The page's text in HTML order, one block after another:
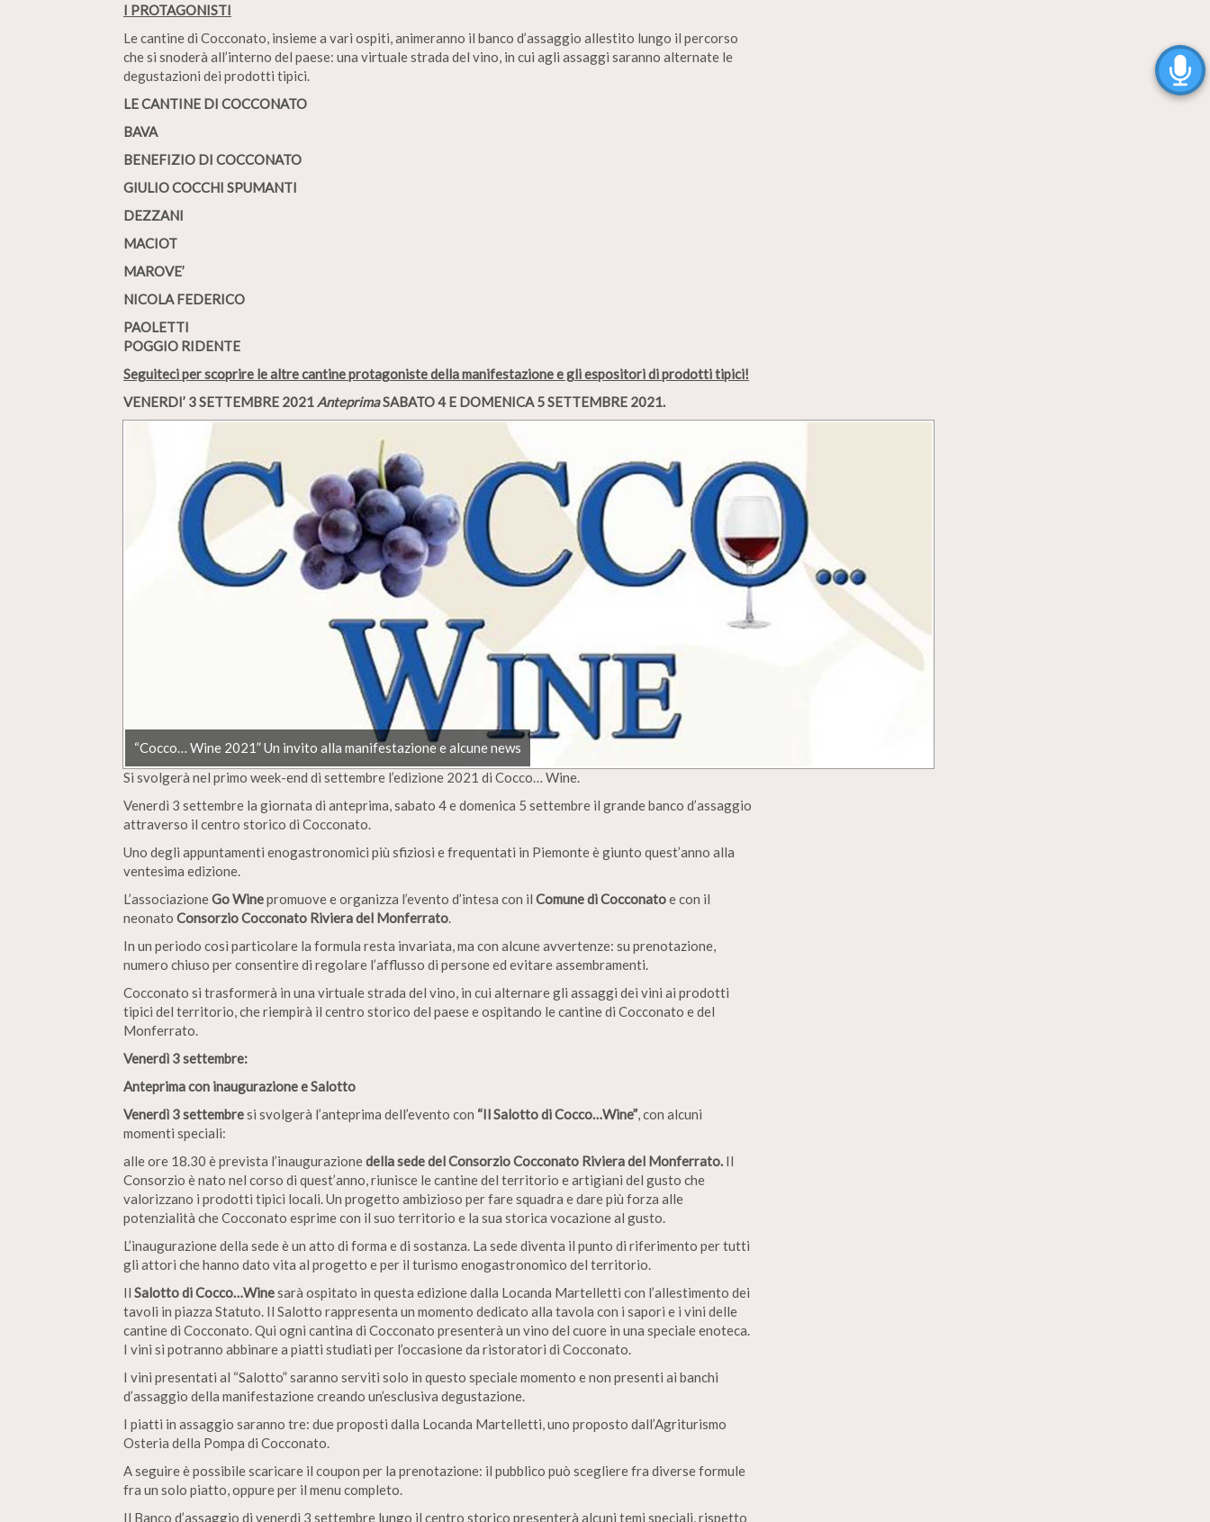
I PROTAGONISTI
Le cantine di Cocconato, insieme a vari ospiti, animeranno il banco d’assaggio allestito lungo il percorso
che si snoderà all’interno del paese: una virtuale strada del vino, in cui agli assaggi saranno alternate le
degustazioni dei prodotti tipici.
LE CANTINE DI COCCONATO
BAVA
BENEFIZIO DI COCCONATO
GIULIO COCCHI SPUMANTI
DEZZANI
MACIOT
MAROVE’
NICOLA FEDERICO
PAOLETTI
POGGIO RIDENTE
Seguiteci per scoprire le altre cantine protagoniste della manifestazionee gli espositori di prodotti tipici!
VENERDI’ 3 SETTEMBRE 2021AnteprimaSABATO 4 E DOMENICA 5 SETTEMBRE 2021.
“Cocco… Wine 2021” Un invito alla manifestazione e alcune news
Si svolgerà nel primo week-end di settembre l’edizione 2021 di Cocco… Wine.
Venerdì 3 settembre la giornata di anteprima, sabato 4 e domenica 5 settembre il grande banco d’assaggio
attraverso il centro storico di Cocconato.
Uno degli appuntamenti enogastronomici più sfiziosi e frequentati in Piemonte è giunto quest’anno alla
ventesima edizione.
L’associazioneGo Winepromuove e organizza l’evento d’intesa con il Comune di Cocconatoe con il
neonato Consorzio Cocconato Riviera del Monferrato.
In un periodo così particolare la formula resta invariata, ma con alcune avvertenze: su prenotazione,
numero chiuso per consentire di regolare l’afflusso di persone ed evitare assembramenti.
Cocconato si trasformerà in una virtuale strada del vino, in cui alternare gli assaggi dei vini ai prodotti
tipici del territorio, che riempirà il centro storico del paese e ospitando le cantine di Cocconato e del
Monferrato.
Venerdì 3 settembre:
Anteprima con inaugurazione e Salotto
Venerdì 3 settembresi svolgerà l’anteprima dell’evento con “Il Salotto di Cocco…Wine”, con alcuni
momenti speciali:
alle ore 18.30 è prevista l’inaugurazionedella sede del Consorzio Cocconato Riviera del Monferrato. Il
Consorzio è nato nel corso di quest’anno, riunisce le cantine del territorio e artigiani del gusto che
valorizzano i prodotti tipici locali. Un progetto ambizioso per fare squadra e dare più forza alle
potenzialità che Cocconato esprime con il suo territorio e la sua storica vocazione al gusto.
L’inaugurazione della sede è un atto di forma e di sostanza. La sede diventa il punto di riferimento per tutti
gli attori che hanno dato vita al progetto e per il turismo enogastronomico del territorio.
Il Salotto di Cocco…Winesarà ospitato in questa edizione dalla Locanda Martelletti con l’allestimento dei
tavoli in piazza Statuto. Il Salotto rappresenta un momento dedicato alla tavola con i sapori e i vini delle
cantine di Cocconato. Qui ogni cantina di Cocconato presenterà un vino del cuore in una speciale enoteca.
I vini si potranno abbinare a piatti studiati per l’occasione da ristoratori di Cocconato.
I vini presentati al “Salotto” saranno serviti solo in questo speciale momento e non presenti ai banchi
d’assaggio della manifestazione creando un’esclusiva degustazione.
I piatti in assaggio saranno tre: due proposti dalla Locanda Martelletti, uno proposto dall’Agriturismo
Osteria della Pompa di Cocconato.
A seguire è possibile scaricare il coupon per la prenotazione: il pubblico può scegliere fra diverse formule
fra un solo piatto, oppure per il menu completo.
Il Banco d’assaggio di venerdì 3 settembre lungo il centro storico presenterà alcuni temi speciali, rispetto